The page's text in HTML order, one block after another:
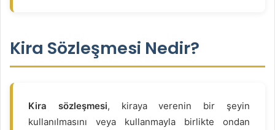
Kira Sözleşmesi Nedir?
Kira sözleşmesi, kiraya verenin bir şeyin
kullanılmasını veya kullanmayla birlikte ondan